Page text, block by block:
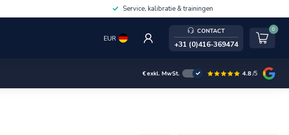
Service, kalibratie & trainingen
EUR
CONTACT
+31 (0)416-369474
0
€exkl. MwSt. 4.8/5